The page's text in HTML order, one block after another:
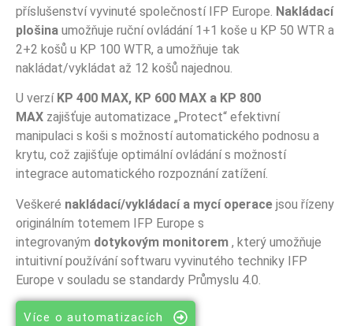
příslušenství vyvinuté společností IFP Europe. Nakládací
plošina umožňuje ruční ovládání 1+1 koše u KP 50 WTR a
2+2 košů u KP 100 WTR, a umožňuje tak
nakládat/vykládat až 12 košů najednou.
U verzí KP 400 MAX, KP 600 MAX a KP 800
MAX zajišťuje automatizace „Protect“ efektivní
manipulaci s koši s možností automatického podnosu a
krytu, což zajišťuje optimální ovládání s možností
integrace automatického rozpoznání zatížení.
Veškeré nakládací/vykládací a mycí operace jsou řízeny
originálním totemem IFP Europe s
integrovaným dotykovým monitorem , který umožňuje
intuitivní používání softwaru vyvinutého techniky IFP
Europe v souladu se standardy Průmyslu 4.0.
Více o automatizacích